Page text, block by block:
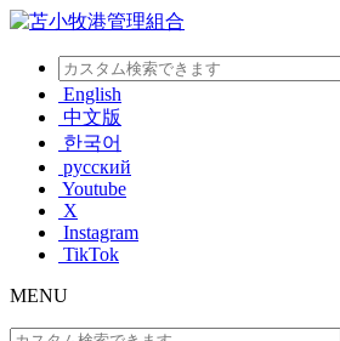
English
中文版
한국어
русский
Youtube
X
Instagram
TikTok
MENU